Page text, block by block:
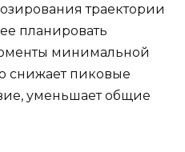
траектории
планировать
минимальной
снижает пиковые
уменьшает общие